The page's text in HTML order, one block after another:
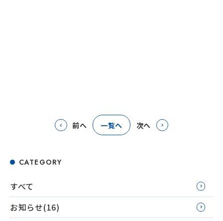
前へ 一覧へ 次へ
CATEGORY
すべて
お知らせ(16)